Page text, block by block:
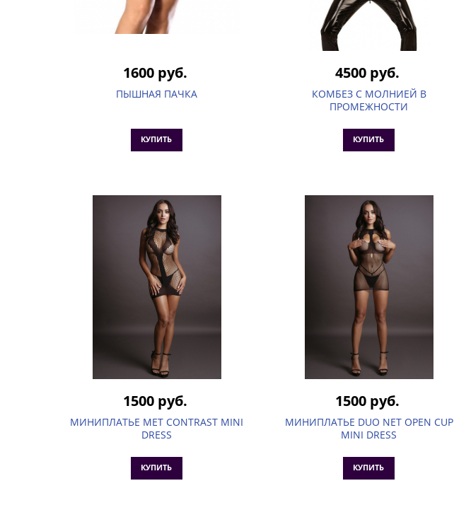
1600 руб.
ПЫШНАЯ ПАЧКА
КУПИТЬ
4500 руб.
КОМБЕЗ С МОЛНИЕЙ В
ПРОМЕЖНОСТИ
КУПИТЬ
1500 руб.
МИНИПЛАТЬЕ MET CONTRAST MINI
DRESS
КУПИТЬ
1500 руб.
МИНИПЛАТЬЕ DUO NET OPEN CUP
MINI DRESS
КУПИТЬ